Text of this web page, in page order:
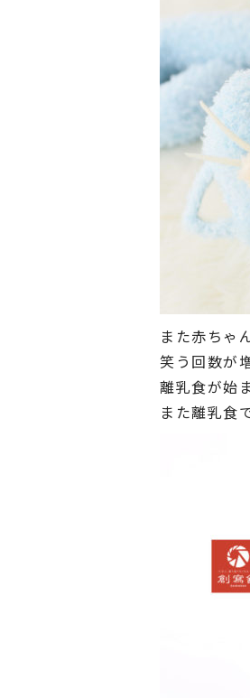
また赤ちゃ
笑う回数が
離乳食が始
また離乳食